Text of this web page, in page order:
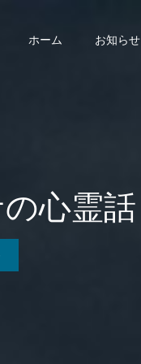
ホーム お知らせ
心霊話